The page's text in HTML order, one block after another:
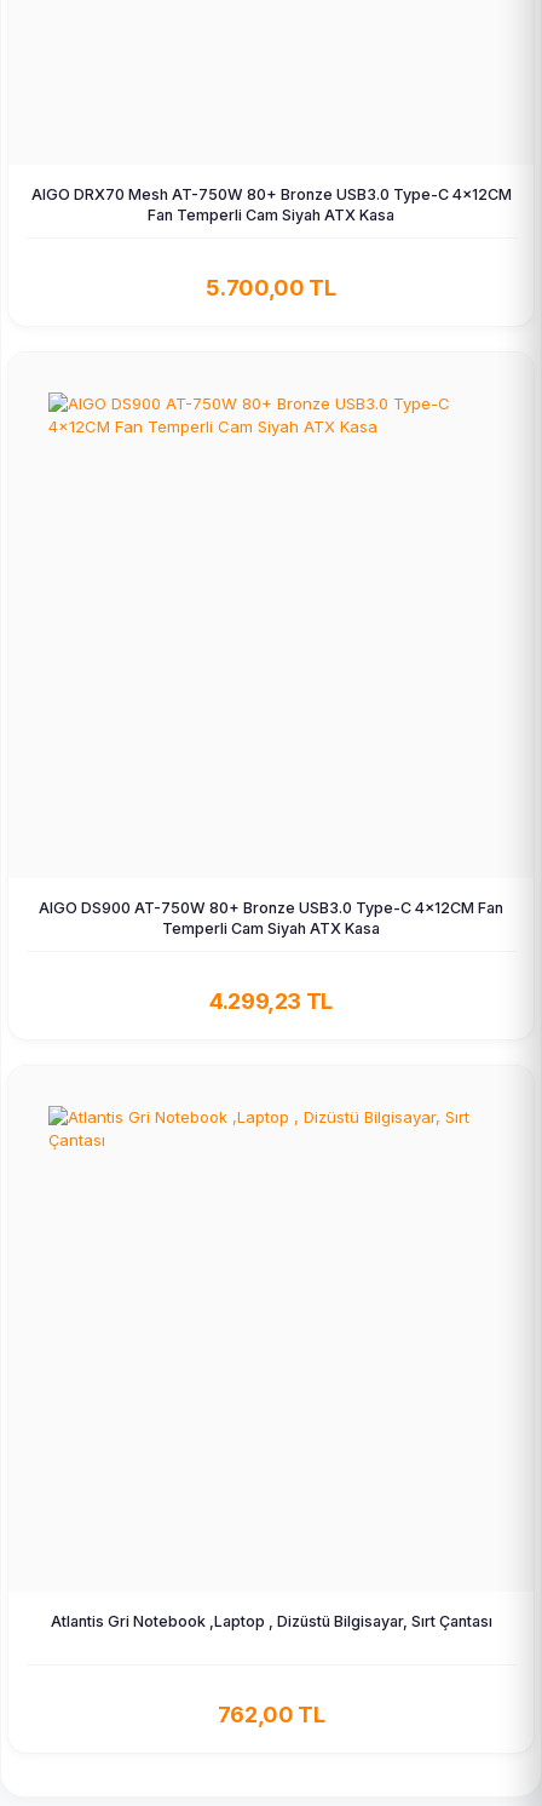
AIGO DRX70 Mesh AT-750W 80+ Bronze USB3.0 Type-C 4×12CM
Fan Temperli Cam Siyah ATX Kasa
5.700,00 TL
AIGO DS900 AT-750W 80+ Bronze USB3.0 Type-C 4×12CM Fan
Temperli Cam Siyah ATX Kasa
4.299,23 TL
Atlantis Gri Notebook ,Laptop , Dizüstü Bilgisayar, Sırt Çantası
762,00 TL